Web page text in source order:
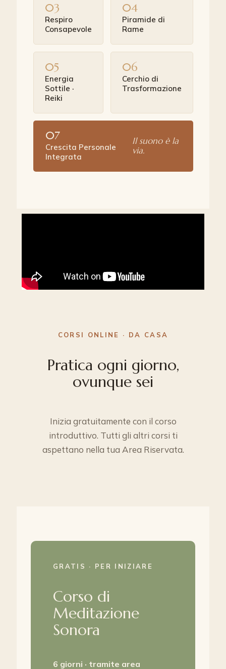
03
Respiro
Consapevole
04
Piramide di
Rame
05
Energia
Sottile ·
Reiki
06
Cerchio di
Trasformazione
07
Crescita Personale
Integrata
Il suono è la
via.
CORSI ONLINE · DA CASA
Pratica ogni giorno,
ovunque sei
Inizia gratuitamente con il corso
introduttivo. Tutti gli altri corsi ti
aspettano nella tua Area Riservata.
GRATIS · PER INIZIARE
Corso di
Meditazione
Sonora
6 giorni · tramite area